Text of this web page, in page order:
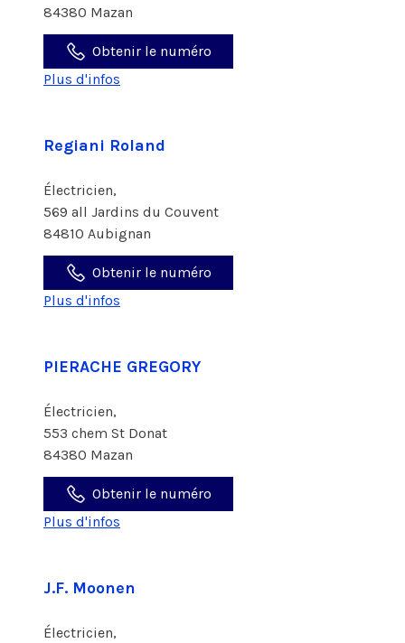
84380 Mazan
Obtenir le numéro
Plus d'infos
Regiani Roland
Électricien,
569 all Jardins du Couvent
84810 Aubignan
Obtenir le numéro
Plus d'infos
PIERACHE GREGORY
Électricien,
553 chem St Donat
84380 Mazan
Obtenir le numéro
Plus d'infos
J.F. Moonen
Électricien,